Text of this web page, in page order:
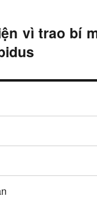
vì trao bí